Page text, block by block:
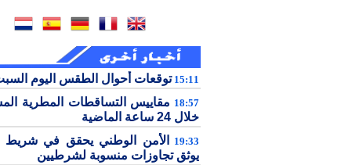
15:11 توقعات أحوال الطقس اليوم
18:57 مقاييس التساقطات المطرية
خلال 24 ساعة الماضية
19:33 الأمن الوطني يحقق في شريط
يوثق تجاوزات منسوبة لشرطيين